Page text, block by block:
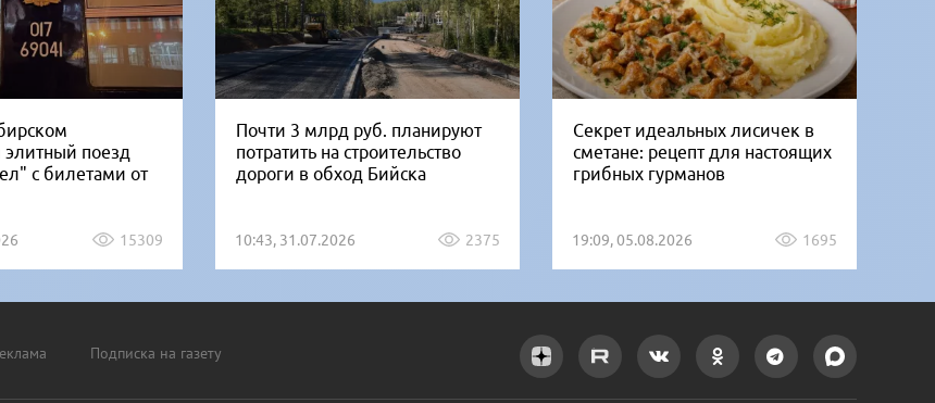
элитный поезд
с билетами от
15309
Почти 3 млрд руб. планируют
потратить на строительство
дороги в обход Бийска
10:43, 31.07.2026 2375
Секрет идеальных лисичек в
сметане: рецепт для настоящих
грибных гурманов
19:09, 05.08.2026 1695
Подписка на газету